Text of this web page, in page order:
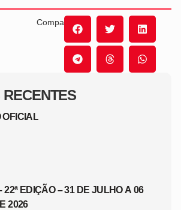
OFICIAL
22ª EDIÇÃO – 31 DE JULHO A 06
2026
Compartilhe: